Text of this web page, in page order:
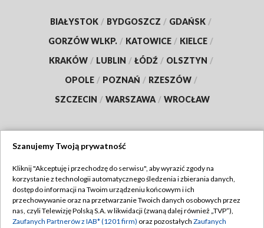
BIAŁYSTOK / BYDGOSZCZ / GDAŃSK /
GORZÓW WLKP. / KATOWICE / KIELCE /
KRAKÓW / LUBLIN / ŁÓDŹ / OLSZTYN /
OPOLE / POZNAŃ / RZESZÓW /
SZCZECIN / WARSZAWA / WROCŁAW
TVP
Abonament TVP
Emisja w TVP
Regulamin TVP
Polityka prywatności
Szanujemy Twoją prywatność
Kliknij "Akceptuję i przechodzę do serwisu", aby wyrazić zgody na
korzystanie z technologii automatycznego śledzenia i zbierania danych,
dostęp do informacji na Twoim urządzeniu końcowym i ich
przechowywanie oraz na przetwarzanie Twoich danych osobowych przez
nas, czyli Telewizję Polską S.A. w likwidacji (zwaną dalej również „TVP”),
Zaufanych Partnerów z IAB* (1201 firm) oraz pozostałych Zaufanych